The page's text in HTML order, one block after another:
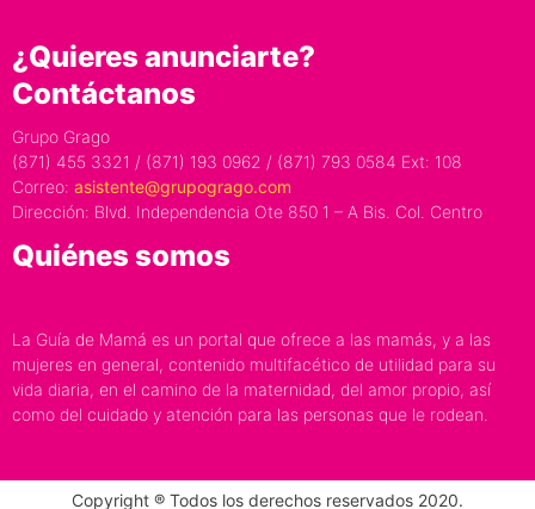
¿Quieres anunciarte?
Contáctanos
Grupo Grago
(871) 455 3321 / (871) 193 0962 / (871) 793 0584 Ext: 108
Correo: asistente@grupogrago.com
Dirección: Blvd. Independencia Ote 850 1 – A Bis. Col. Centro
Quiénes somos
La Guía de Mamá es un portal que ofrece a las mamás, y a las
mujeres en general, contenido multifacético de utilidad para su
vida diaria, en el camino de la maternidad, del amor propio, así
como del cuidado y atención para las personas que le rodean.
Copyright ® Todos los derechos reservados 2020.